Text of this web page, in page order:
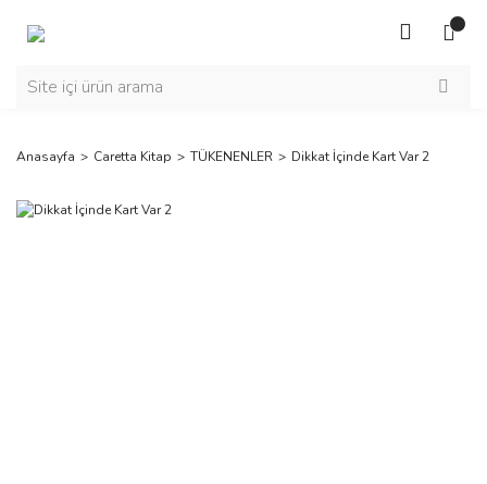
Anasayfa Caretta Kitap TÜKENENLER Dikkat İçinde Kart Var 2